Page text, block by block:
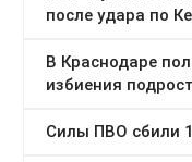
Категории:Германия